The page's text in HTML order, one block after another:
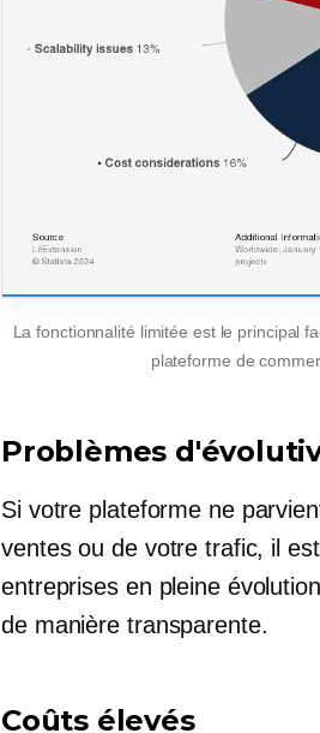
La fonctionnalité limitée est le principal
plateforme de
Problèmes
Si votre plateforme ne
ventes ou de votre trafic, il
entreprises en pleine
de manière transparente.
Coûts élevés